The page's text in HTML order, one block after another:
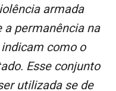
armada
permanência na
como o
Esse conjunto
utilizada se de